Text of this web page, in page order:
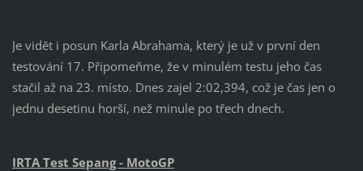
Je vidět i posun Karla Abrahama, který je už v první den
testování 17. Připomeňme, že v minulém testu jeho čas
stačil až na 23. místo. Dnes zajel 2:02,394, což je čas jen o
jednu desetinu horší, než minule po třech dnech.
IRTA Test Sepang - MotoGP